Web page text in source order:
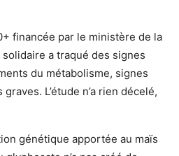
financée par le ministère de la
a traqué des signes
du métabolisme, signes
L’étude n’a rien décelé,
génétique apportée au maïs